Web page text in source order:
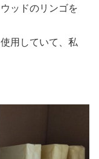
ッドのリンゴを
用していて、私